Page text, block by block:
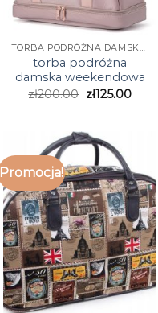
TORBA PODRÓŻNA DAMSKA WEEKENDOWA
torba podróżna
damska weekendowa
zł200.00 zł125.00
Promocja!